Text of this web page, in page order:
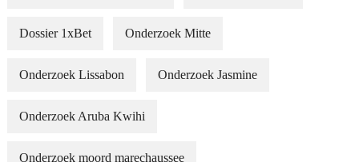
Dossier 1xBet Onderzoek Mitte
Onderzoek Lissabon Onderzoek Jasmine
Onderzoek Aruba Kwihi
Onderzoek moord marechaussee